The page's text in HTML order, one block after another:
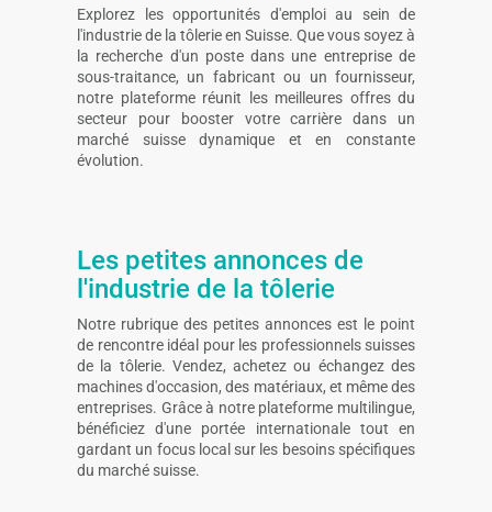
Explorez les opportunités d'emploi au sein de
l'industrie de la tôlerie en Suisse. Que vous soyez à
la recherche d'un poste dans une entreprise de
sous-traitance, un fabricant ou un fournisseur,
notre plateforme réunit les meilleures offres du
secteur pour booster votre carrière dans un
marché suisse dynamique et en constante
évolution.
Les petites annonces de
l'industrie de la tôlerie
Notre rubrique des petites annonces est le point
de rencontre idéal pour les professionnels suisses
de la tôlerie. Vendez, achetez ou échangez des
machines d'occasion, des matériaux, et même des
entreprises. Grâce à notre plateforme multilingue,
bénéficiez d'une portée internationale tout en
gardant un focus local sur les besoins spécifiques
du marché suisse.